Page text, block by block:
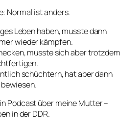
Normal ist anders.
Leben haben, musste dann
wieder kämpfen.
musste sich aber trotzdem
schüchtern, hat aber dann
Podcast über meine Mutter –
in der DDR.